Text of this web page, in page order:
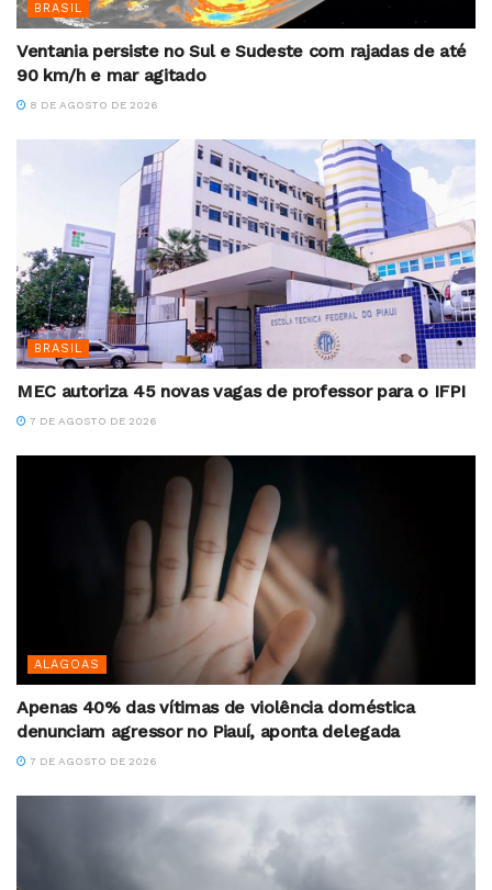
BRASIL
Ventania persiste no Sul e Sudeste com rajadas de até
90 km/h e mar agitado
8 DE AGOSTO DE 2026
BRASIL
MEC autoriza 45 novas vagas de professor para o IFPI
7 DE AGOSTO DE 2026
ALAGOAS
Apenas 40% das vítimas de violência doméstica
denunciam agressor no Piauí, aponta delegada
7 DE AGOSTO DE 2026